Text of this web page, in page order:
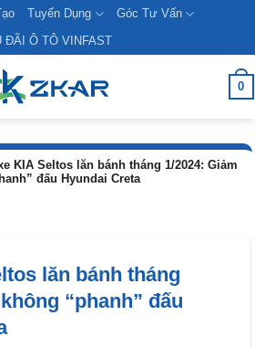
Tuyển Dụng
Góc Tư Vấn
ĐÃI Ô TÔ VINFAST
0
KIA Seltos lăn bánh tháng 1/2024: Giảm
đấu Hyundai Creta
lăn bánh tháng
“phanh” đấu